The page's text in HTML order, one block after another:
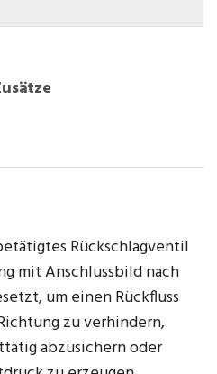
Rückschlagventil
mit Anschlussbild nach
um einen Rückfluss
zu verhindern,
abzusichern oder